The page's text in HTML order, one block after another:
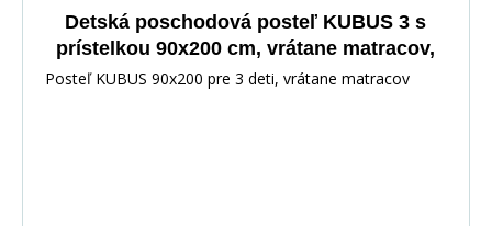
Detská poschodová posteľ KUBUS 3 s
prístelkou 90x200 cm, vrátane matracov,
Biela/Biela
Posteľ KUBUS 90x200 pre 3 deti, vrátane matracov